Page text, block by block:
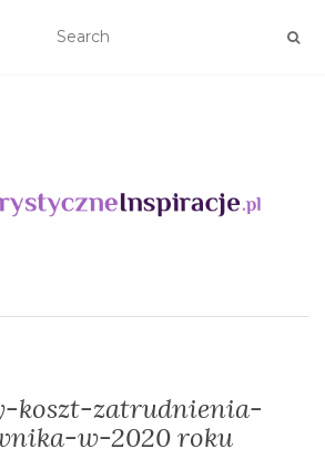
koszt-zatrudnienia-
w-2020 roku